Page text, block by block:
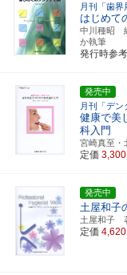
月刊「歯界
はじめて
中川種昭
か執筆
発行時参
発売中
月刊「デ
健康で美
科入門
宮崎真至
定価 3,300
発売中
土屋和子
土屋和子
定価 4,620